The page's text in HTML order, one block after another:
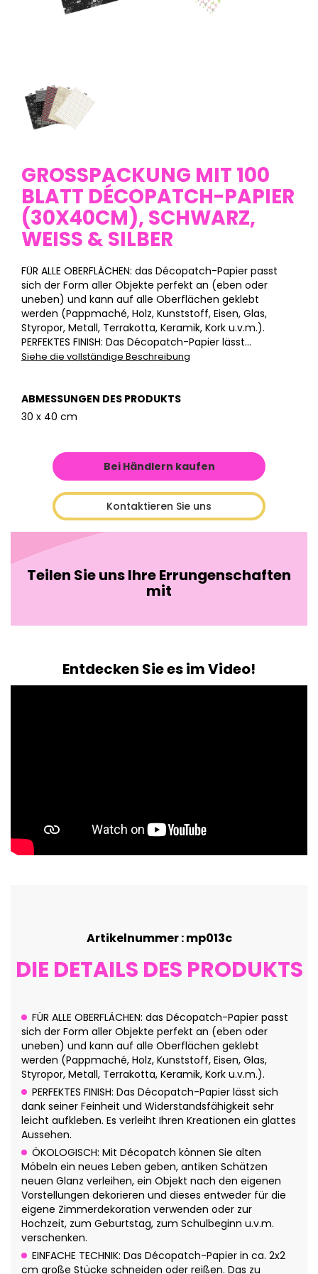
GROSSPACKUNG MIT 100 B
LATT DÉCOPATCH-PAPIER (
30X40CM), SCHWARZ, W
EISS & SILBER
FÜR ALLE OBERFLÄCHEN: das Décopatch-Papier passt
sich der Form aller Objekte perfekt an (eben oder
uneben) und kann auf alle Oberflächen geklebt
werden (Pappmaché, Holz, Kunststoff, Eisen, Glas,
Styropor, Metall, Terrakotta, Keramik, Kork u.v.m.).
PERFEKTES FINISH: Das Décopatch-Papier lässt...
Siehe die vollständige Beschreibung
ABMESSUNGEN DES PRODUKTS
30 x 40 cm
Bei Händlern kaufen
Kontaktieren Sie uns
Teilen Sie uns Ihre Errungenschaften
mit
Entdecken Sie es im Video!
Artikelnummer : mp013c
DIE DETAILS DES PRODUKTS
FÜR ALLE OBERFLÄCHEN: das Décopatch-Papier passt
sich der Form aller Objekte perfekt an (eben oder
uneben) und kann auf alle Oberflächen geklebt
werden (Pappmaché, Holz, Kunststoff, Eisen, Glas,
Styropor, Metall, Terrakotta, Keramik, Kork u.v.m.).
PERFEKTES FINISH: Das Décopatch-Papier lässt sich
dank seiner Feinheit und Widerstandsfähigkeit sehr
leicht aufkleben. Es verleiht Ihren Kreationen ein glattes
Aussehen.
ÖKOLOGISCH: Mit Décopatch können Sie alten
Möbeln ein neues Leben geben, antiken Schätzen
neuen Glanz verleihen, ein Objekt nach den eigenen
Vorstellungen dekorieren und dieses entweder für die
eigene Zimmerdekoration verwenden oder zur
Hochzeit, zum Geburtstag, zum Schulbeginn u.v.m.
verschenken.
EINFACHE TECHNIK: Das Décopatch-Papier in ca. 2x2
cm große Stücke schneiden oder reißen. Das zu